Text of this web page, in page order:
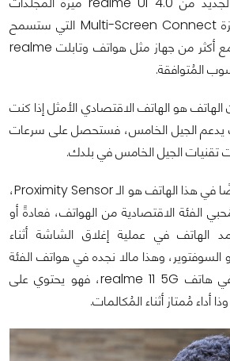
الكبيرة بالإضافة إلى ميزة Multi-Screen Connect التي ستسمح
للمُستخدمين بالتفاعل مع أكثر من جهاز مثل هواتف وتابلت realme
المُتوافقة.
الهاتف هو الهاتف الاقتصادي الأمثل إذا كنت
يدعم الجيل الخامس، فستحصل على سرعات
تقنيات الجيل الخامس في بلدك.
من بين النِقاط الهامة أيضًا في هذا الهاتف هو الـ Proximity Sensor،
الفئة الاقتصادية من الهواتف، فعادةً أو
الهاتف في عملية إغلاق الشاشة أثناء
السوفتوير، وهذا مالا نجده في هواتف الفئة
العُليا، وهو الأمر ذاته في هاتف realme 11 5G، فهو يحتوي على
مُمتاز أثناء المُكالمات.